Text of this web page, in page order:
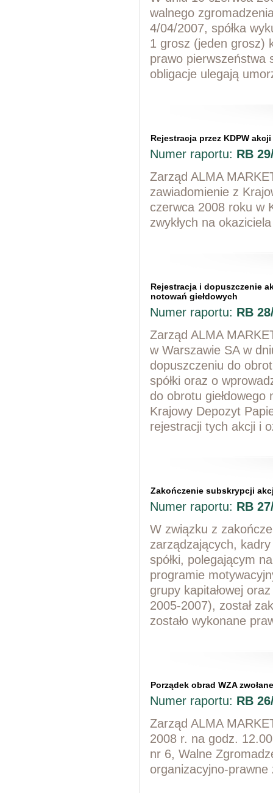
walnego
4/04/2007, spółka
1 grosz (jeden grosz)
prawo pierwszeństwa
obligacje ulegają
Rejestracja przez KDPW
Numer raportu: RB
Zarząd ALMA
zawiadomienie z
czerwca 2008 roku w
zwykłych na
Rejestracja i dopuszczenie
notowań giełdowych
Numer raportu: RB
Zarząd ALMA
w Warszawie SA w
dopuszczeniu do
spółki oraz o
do obrotu
Krajowy Depozyt
rejestracji tych akcji i
Zakończenie subskrypcji
Numer raportu: RB
W związku z
zarządzających,
spółki, polegającym
programie
grupy kapitałowej
2005-2007), został
zostało wykonane
Porządek obrad WZA
Numer raportu: RB
Zarząd ALMA
2008 r. na godz.
nr 6, Walne
organizacyjno-